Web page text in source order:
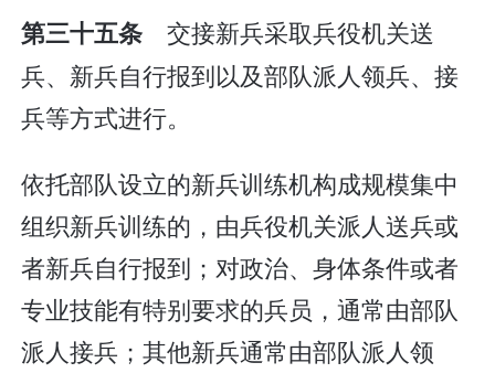
第三十五条 交接新兵采取兵役机关送
兵、新兵自行报到以及部队派人领兵、接
兵等方式进行。
依托部队设立的新兵训练机构成规模集中
组织新兵训练的，由兵役机关派人送兵或
者新兵自行报到；对政治、身体条件或者
专业技能有特别要求的兵员，通常由部队
派人接兵；其他新兵通常由部队派人领